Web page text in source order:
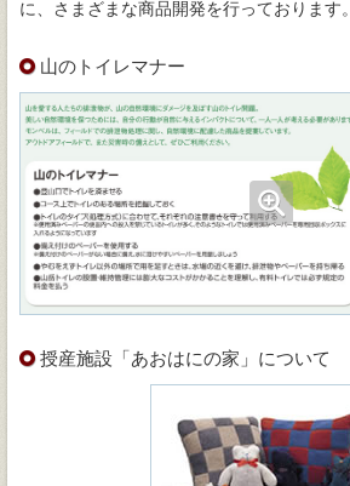
に、さまざまな商品開発を行っております。
山のトイレマナー
授産施設「あおはにの家」について